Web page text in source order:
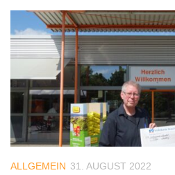
ALLGEMEIN 31. AUGUST 2022